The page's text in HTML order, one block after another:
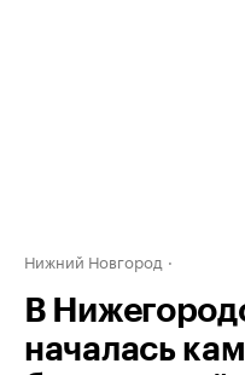
Нижний Новгород
В
началась